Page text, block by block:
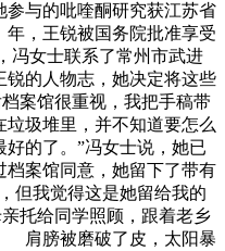
参与的吡喹酮研究获江苏省
，王锐被国务院批准享受
冯女士联系了常州市武进
锐的人物志，她决定将这些
案馆很重视，我把手稿带
垃圾堆里，并不知道要怎么
的了。”冯女士说，她已
案馆同意，她留下了带有
但我觉得这是她留给我的
托给同学照顾，跟着老乡
肩膀被磨破了皮，太阳暴